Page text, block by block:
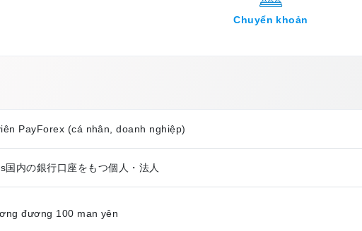
Chuyển khoản
PayForex (cá nhân, doanh nghiệp)
国内の銀行口座をもつ個人・法人
đương 100 man yên